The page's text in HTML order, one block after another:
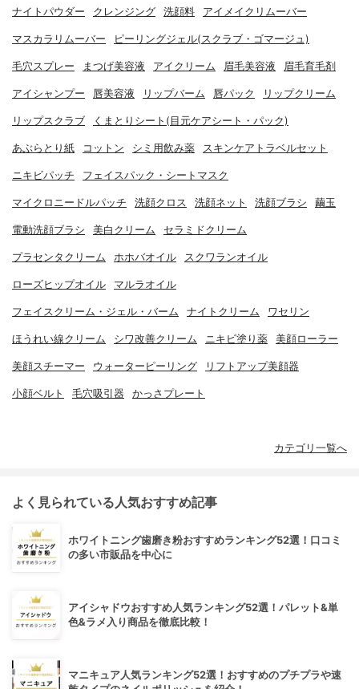
ナイトパウダー クレンジング 洗顔料 アイメイクリムーバー
マスカラリムーバー ピーリングジェル(スクラブ・ゴマージュ)
毛穴スプレー まつげ美容液 アイクリーム 眉毛美容液 眉毛育毛剤
アイシャンプー 唇美容液 リップバーム 唇パック リップクリーム
リップスクラブ くまとりシート(目元ケアシート・パック)
あぶらとり紙 コットン シミ用飲み薬 スキンケアトラベルセット
ニキビパッチ フェイスパック・シートマスク
マイクロニードルパッチ 洗顔クロス 洗顔ネット 洗顔ブラシ 繭玉
電動洗顔ブラシ 美白クリーム セラミドクリーム
プラセンタクリーム ホホバオイル スクワランオイル
ローズヒップオイル マルラオイル
フェイスクリーム・ジェル・バーム ナイトクリーム ワセリン
ほうれい線クリーム シワ改善クリーム ニキビ塗り薬 美顔ローラー
美顔スチーマー ウォーターピーリング リフトアップ美顔器
小顔ベルト 毛穴吸引器 かっさプレート
カテゴリ一覧へ
よく見られている人気おすすめ記事
ホワイトニング歯磨き粉おすすめランキング52選！口コミ
の多い市販品を中心に
アイシャドウおすすめ人気ランキング52選！パレット&単
色&ラメ入り商品を徹底比較！
マニキュア人気ランキング52選！おすすめのプチプラや速